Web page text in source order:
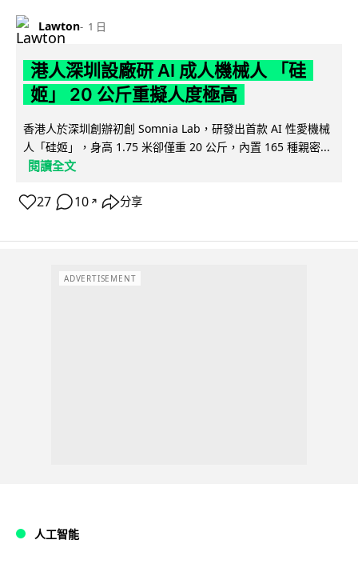
Lawton 1 日
港人深圳設廠研 AI 成人機械人 「硅
姬」 20 公斤重擬人度極高
香港人於深圳創辦初創 Somnia Lab，研發出首款 AI 性愛機械
人「硅姬」，身高 1.75 米卻僅重 20 公斤，內置 165 種親密...
閱讀全文
27 10 ↗ 分享
ADVERTISEMENT
人工智能